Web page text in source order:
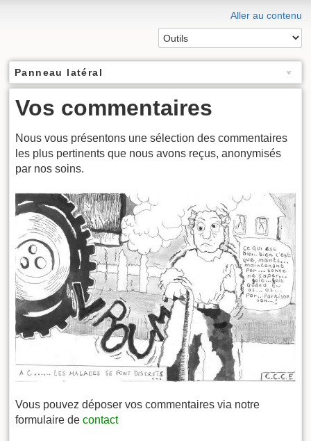
Aller au contenu
Panneau latéral
Vos commentaires
Nous vous présentons une sélection des commentaires
les plus pertinents que nous avons reçus, anonymisés
par nos soins.
Vous pouvez déposer vos commentaires via notre
formulaire de contact